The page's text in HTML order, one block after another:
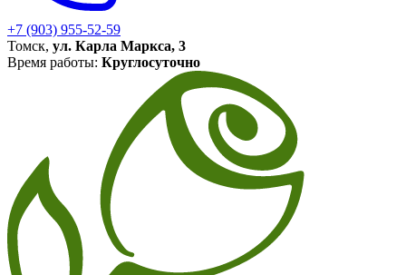
+7 (903) 955-52-59
Томск, ул. Карла Маркса, 3
Время работы: Круглосуточно